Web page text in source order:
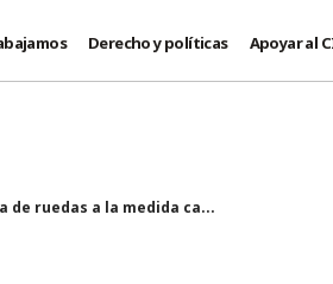
Derecho y políticas Apoyar al
de ruedas a la medida ca...